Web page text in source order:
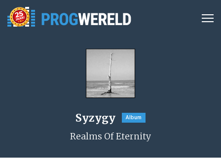
Syzygy Album
Realms Of Eternity